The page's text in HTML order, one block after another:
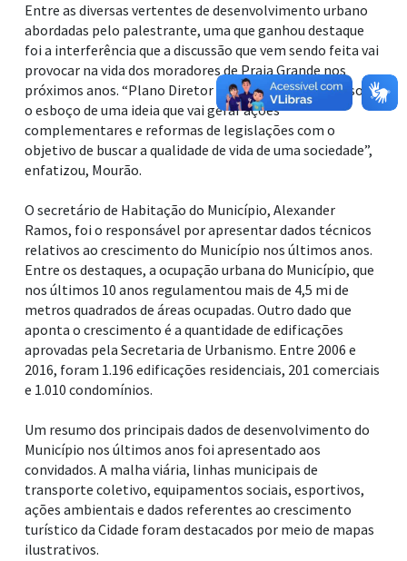
Entre as diversas vertentes de desenvolvimento urbano
abordadas pelo palestrante, uma que ganhou destaque
foi a interferência que a discussão que vem sendo feita vai
provocar na vida dos moradores de Praia Grande nos
próximos anos. “Plano Diretor não termina agora. Isso é
o esboço de uma ideia que vai gerar ações
complementares e reformas de legislações com o
objetivo de buscar a qualidade de vida de uma sociedade”,
enfatizou, Mourão.
O secretário de Habitação do Município, Alexander
Ramos, foi o responsável por apresentar dados técnicos
relativos ao crescimento do Município nos últimos anos.
Entre os destaques, a ocupação urbana do Município, que
nos últimos 10 anos regulamentou mais de 4,5 mi de
metros quadrados de áreas ocupadas. Outro dado que
aponta o crescimento é a quantidade de edificações
aprovadas pela Secretaria de Urbanismo. Entre 2006 e
2016, foram 1.196 edificações residenciais, 201 comerciais
e 1.010 condomínios.
Um resumo dos principais dados de desenvolvimento do
Município nos últimos anos foi apresentado aos
convidados. A malha viária, linhas municipais de
transporte coletivo, equipamentos sociais, esportivos,
ações ambientais e dados referentes ao crescimento
turístico da Cidade foram destacados por meio de mapas
ilustrativos.